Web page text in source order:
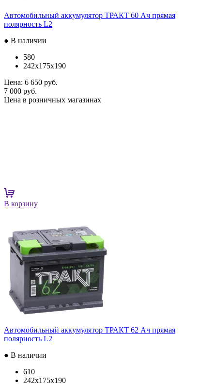
Автомобильный аккумулятор ТРАКТ 60 Ач прямая
полярность L2
● В наличии
580
242x175x190
Цена: 6 650 руб.
7 000 руб.
Цена в розничных магазинах
В корзину
Автомобильный аккумулятор ТРАКТ 62 Ач прямая
полярность L2
● В наличии
610
242x175x190